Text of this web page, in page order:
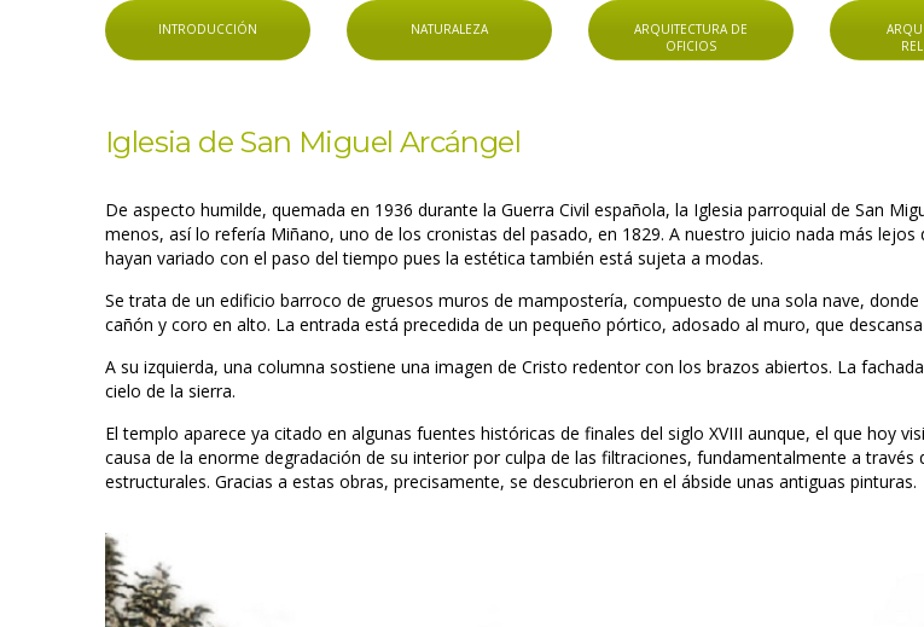
INTRODUCCIÓN NATURALEZA
ARQUITECTURA DE
OFICIOS
Iglesia de San Miguel Arcángel
De aspecto humilde, quemada en 1936 durante la Guerra Civil española, la Iglesia parroquial de San
menos, así lo refería Miñano, uno de los cronistas del pasado, en 1829. A nuestro juicio nada más
hayan variado con el paso del tiempo pues la estética también está sujeta a modas.
Se trata de un edificio barroco de gruesos muros de mampostería, compuesto de una sola nave,
cañón y coro en alto. La entrada está precedida de un pequeño pórtico, adosado al muro, que
A su izquierda, una columna sostiene una imagen de Cristo redentor con los brazos abiertos. La
cielo de la sierra.
El templo aparece ya citado en algunas fuentes históricas de finales del siglo XVIII aunque, el que hoy
causa de la enorme degradación de su interior por culpa de las filtraciones, fundamentalmente a
estructurales. Gracias a estas obras, precisamente, se descubrieron en el ábside unas antiguas pinturas.